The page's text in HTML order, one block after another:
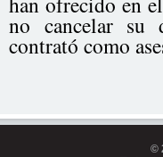
no cancelar su
contrató como
©